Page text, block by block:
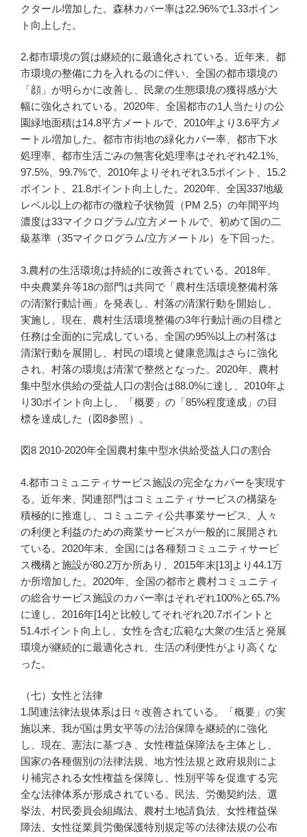
クタール増加した。森林カバー率は22.96%で1.33ポイン
ト向上した。
2.都市環境の質は継続的に最適化されている。近年来、都
市環境の整備に力を入れるのに伴い、全国の都市環境の
「顔」が明らかに改善し、民衆の生態環境の獲得感が大
幅に強化されている。2020年、全国都市の1人当たりの公
園緑地面積は14.8平方メートルで、2010年より3.6平方メ
ートル増加した。都市市街地の緑化カバー率、都市下水
処理率、都市生活ごみの無害化処理率はそれぞれ42.1%、
97.5%、99.7%で、2010年よりそれぞれ3.5ポイント、15.2
ポイント、21.8ポイント向上した。2020年、全国337地級
レベル以上の都市の微粒子状物質（PM 2.5）の年間平均
濃度は33マイクログラム/立方メートルで、初めて国の二
級基準（35マイクログラム/立方メートル）を下回った。
3.農村の生活環境は持続的に改善されている。2018年、
中央農業弁等18の部門は共同で「農村生活環境整備村落
の清潔行動計画」を発表し、村落の清潔行動を開始し、
実施し、現在、農村生活環境整備の3年行動計画の目標と
任務は全面的に完成している。全国の95%以上の村落は
清潔行動を展開し、村民の環境と健康意識はさらに強化
され、村落の環境は清潔で整然となった。2020年、農村
集中型水供給の受益人口の割合は88.0%に達し、2010年よ
り30ポイント向上し、「概要」の「85%程度達成」の目
標を達成した（図8参照）。
図8 2010-2020年全国農村集中型水供給受益人口の割合
4.都市コミュニティサービス施設の完全なカバーを実現す
る。近年来、関連部門はコミュニティサービスの構築を
積極的に推進し、コミュニティ公共事業サービス、人々
の利便と利益のための商業サービスが一般的に展開され
ている。2020年末、全国には各種類コミュニティサービ
ス機構と施設が80.2万か所あり、2015年末[13]より44.1万
か所増加した。2020年、全国の都市と農村コミュニティ
の総合サービス施設のカバー率はそれぞれ100%と65.7%
に達し、2016年[14]と比較してそれぞれ20.7ポイントと
51.4ポイント向上し、女性を含む広範な大衆の生活と発展
環境が継続的に最適化され、生活の利便性がより高くな
った。
（七）女性と法律
1.関連法律法規体系は日々改善されている。「概要」の実
施以来、我が国は男女平等の法治保障を継続的に強化
し、現在、憲法に基づき、女性権益保障法を主体とし、
国家の各種個別の法律法規、地方性法規と政府規則によ
り補完される女性権益を保障し、性別平等を促進する完
全な法律体系が形成されている。民法、労働契約法、選
挙法、村民委員会組織法、農村土地請負法、女性権益保
障法、女性従業員労働保護特別規定等の法律法規の公布